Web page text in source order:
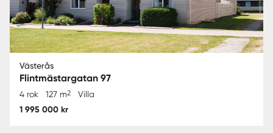
Västerås
Flintmästargatan 97
4 rok 127 m2 Villa
1 995 000 kr